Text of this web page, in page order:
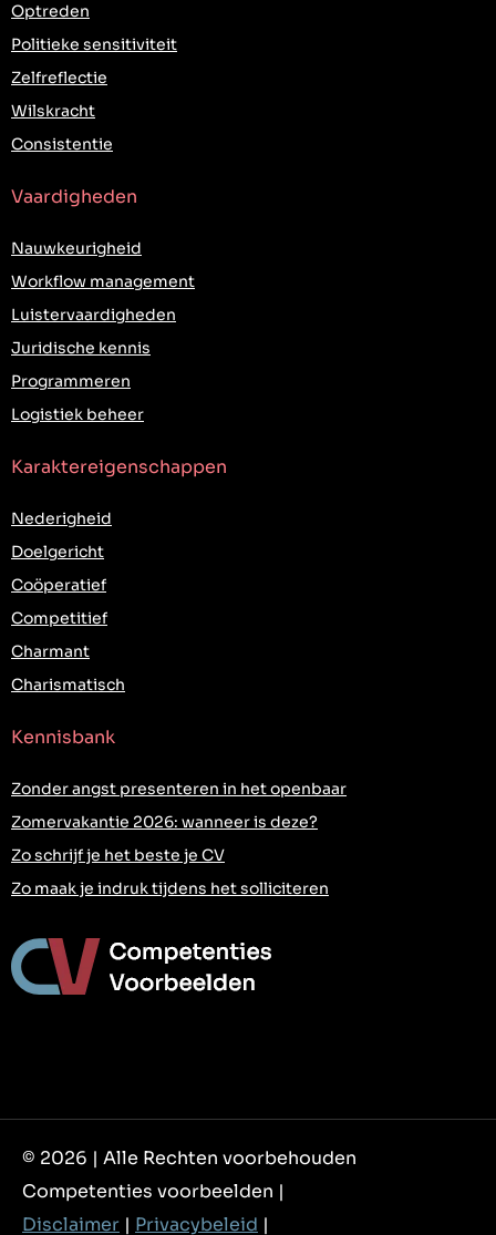
Optreden
Politieke sensitiviteit
Zelfreflectie
Wilskracht
Consistentie
Vaardigheden
Nauwkeurigheid
Workflow management
Luistervaardigheden
Juridische kennis
Programmeren
Logistiek beheer
Karaktereigenschappen
Nederigheid
Doelgericht
Coöperatief
Competitief
Charmant
Charismatisch
Kennisbank
Zonder angst presenteren in het openbaar
Zomervakantie 2026: wanneer is deze?
Zo schrijf je het beste je CV
Zo maak je indruk tijdens het solliciteren
© 2026 | Alle Rechten voorbehouden
Competenties voorbeelden |
Disclaimer | Privacybeleid |